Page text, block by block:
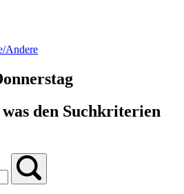
Andere
den Suchkriterien